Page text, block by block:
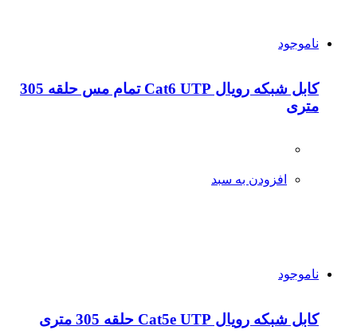
ناموجود
کابل شبکه رویال Cat6 UTP تمام مس حلقه 305
متری
افزودن به سبد
ناموجود
کابل شبکه رویال Cat5e UTP حلقه 305 متری